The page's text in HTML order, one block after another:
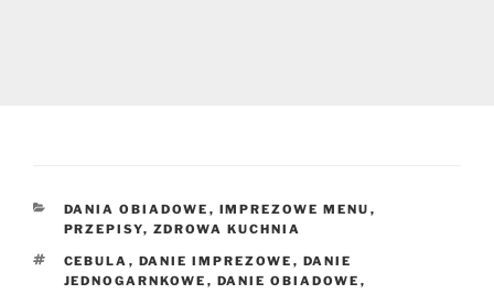
KATEGORIE
DANIA OBIADOWE , IMPREZOWE MENU ,
PRZEPISY, ZDROWA KUCHNIA
TAGI
CEBULA , DANIE IMPREZOWE , DANIE
JEDNOGARNKOWE , DANIE OBIADOWE ,